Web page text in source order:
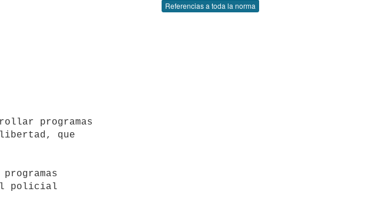
Referencias a toda la norma
que
policial